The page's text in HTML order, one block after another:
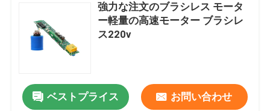
強力な注文のブラシレス モータ
ー軽量の高速モーター ブラシレ
ス220v
ベストプライス お問い合わせ